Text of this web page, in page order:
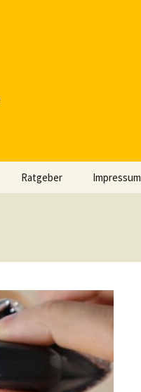
Ratgeber Impressum